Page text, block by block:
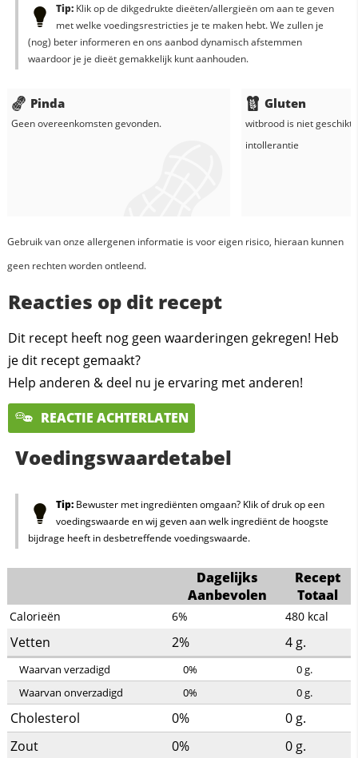
Tip:Klik op de dikgedrukte dieëten/allergieën om aan te geven
met welke voedingsrestricties je te maken hebt. We zullen je
(nog) beter informeren en ons aanbod dynamisch afstemmen
waardoor je je dieët gemakkelijk kunt aanhouden.
Pinda
Geen overeenkomsten gevonden.
Gluten
witbroodis niet geschikt
intollerantie
Gebruik van onze allergenen informatie is voor eigen risico, hieraan kunnen
geen rechten worden ontleend.
Reacties op dit recept
Dit recept heeft nog geen waarderingen gekregen! Heb
je dit recept gemaakt?
Help anderen & deel nu je ervaring met anderen!
REACTIE ACHTERLATEN
Voedingswaardetabel
Tip:Bewuster met ingrediënten omgaan? Klik of druk op een
voedingswaarde en wij geven aan welk ingrediënt de hoogste
bijdrage heeft in desbetreffende voedingswaarde.
Dagelijks
Aanbevolen
Recept
Totaal
Calorieën 6% 480 kcal
Vetten 2% 4g.
Waarvan verzadigd 0% 0g.
Waarvan onverzadigd
0% 0g.
Cholesterol 0% 0g.
Zout
0% 0g.